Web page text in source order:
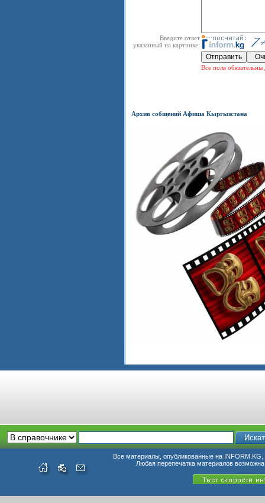
Введите ответ
указанный на картинке:
Все поля обязательны
Архив собщений Афиша Кыргызстана
Все материалы, опубликованные на INFORM.KG,
Любая перепечатка материалов